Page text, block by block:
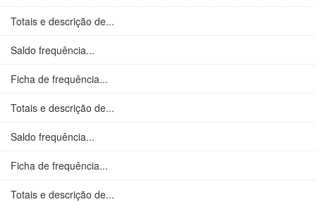
Totais e descrição de...
Saldo frequência...
Ficha de frequência...
Totais e descrição de...
Saldo frequência...
Ficha de frequência...
Totais e descrição de...